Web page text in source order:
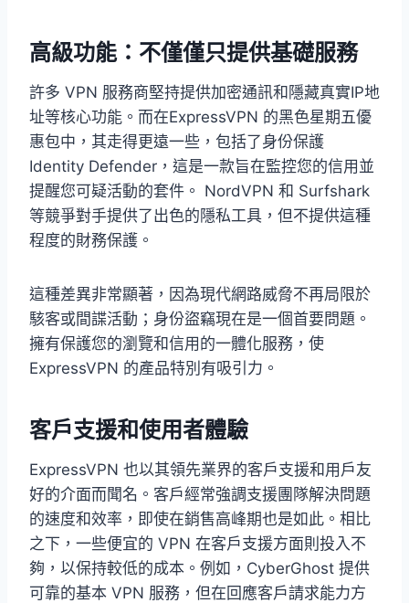
高級功能：不僅僅只提供基礎服務
許多 VPN 服務商堅持提供加密通訊和隱藏真實IP地
址等核心功能。而在ExpressVPN 的黑色星期五優
惠包中，其走得更遠一些，包括了身份保護
Identity Defender，這是一款旨在監控您的信用並
提醒您可疑活動的套件。 NordVPN 和 Surfshark
等競爭對手提供了出色的隱私工具，但不提供這種
程度的財務保護。
這種差異非常顯著，因為現代網路威脅不再局限於
駭客或間諜活動；身份盜竊現在是一個首要問題。
擁有保護您的瀏覽和信用的一體化服務，使
ExpressVPN 的產品特別有吸引力。
客戶支援和使用者體驗
ExpressVPN 也以其領先業界的客戶支援和用戶友
好的介面而聞名。客戶經常強調支援團隊解決問題
的速度和效率，即使在銷售高峰期也是如此。相比
之下，一些便宜的 VPN 在客戶支援方面則投入不
夠，以保持較低的成本。例如，Cyber​​Ghost 提供
可靠的基本 VPN 服務，但在回應客戶請求能力方